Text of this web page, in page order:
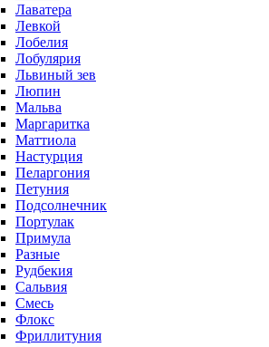
Лаватера
Левкой
Лобелия
Лобулярия
Львиный зев
Люпин
Мальва
Маргаритка
Маттиола
Настурция
Пеларгония
Петуния
Подсолнечник
Портулак
Примула
Разные
Рудбекия
Сальвия
Смесь
Флокс
Фриллитуния